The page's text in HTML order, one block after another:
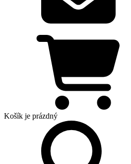
Košík je prázdný